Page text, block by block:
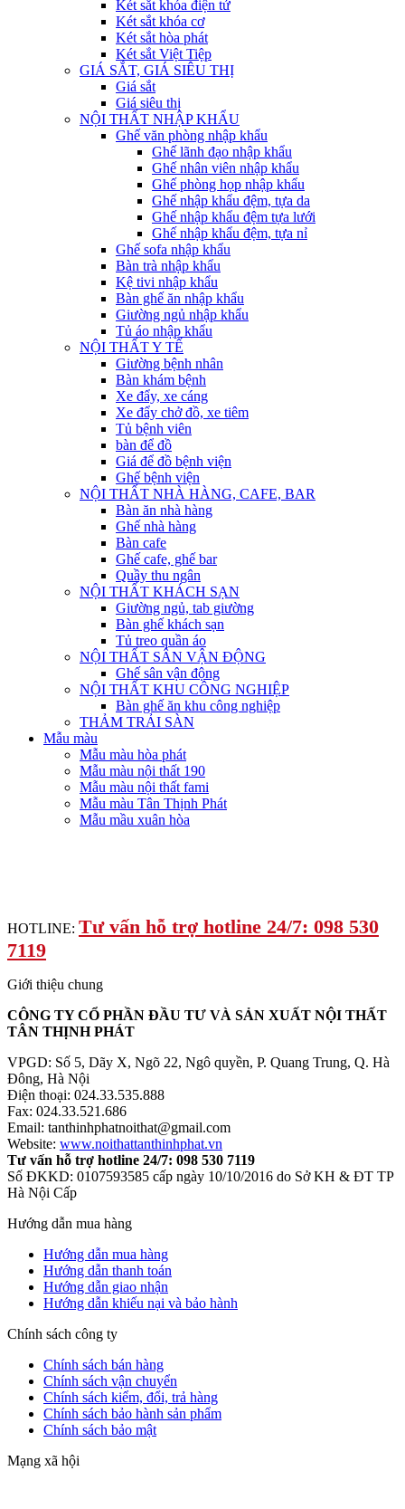
Két sắt khóa điện tử
Két sắt khóa cơ
Két sắt hòa phát
Két sắt Việt Tiệp
GIÁ SẮT, GIÁ SIÊU THỊ
Giá sắt
Giá siêu thị
NỘI THẤT NHẬP KHẨU
Ghế văn phòng nhập khẩu
Ghế lãnh đạo nhập khẩu
Ghế nhân viên nhập khẩu
Ghế phòng họp nhập khẩu
Ghế nhập khẩu đệm, tựa da
Ghế nhập khẩu đệm tựa lưới
Ghế nhập khẩu đệm, tựa nỉ
Ghế sofa nhập khẩu
Bàn trà nhập khẩu
Kệ tivi nhập khẩu
Bàn ghế ăn nhập khẩu
Giường ngủ nhập khẩu
Tủ áo nhập khẩu
NỘI THẤT Y TẾ
Giường bệnh nhân
Bàn khám bệnh
Xe đẩy, xe cáng
Xe đẩy chở đồ, xe tiêm
Tủ bệnh viên
bàn để đồ
Giá để đồ bệnh viện
Ghế bệnh viện
NỘI THẤT NHÀ HÀNG, CAFE, BAR
Bàn ăn nhà hàng
Ghế nhà hàng
Bàn cafe
Ghế cafe, ghế bar
Quầy thu ngân
NỘI THẤT KHÁCH SẠN
Giường ngủ, tab giường
Bàn ghế khách sạn
Tủ treo quần áo
NỘI THẤT SÂN VẬN ĐỘNG
Ghế sân vận động
NỘI THẤT KHU CÔNG NGHIỆP
Bàn ghế ăn khu công nghiệp
THẢM TRẢI SÀN
Mẫu màu
Mẫu màu hòa phát
Mẫu màu nội thất 190
Mẫu màu nội thất fami
Mẫu màu Tân Thịnh Phát
Mẫu mầu xuân hòa
HOTLINE: Tư vấn hỗ trợ hotline 24/7: 098 530
7119
Giới thiệu chung
CÔNG TY CỔ PHẦN ĐẦU TƯ VÀ SẢN XUẤT NỘI THẤT
TÂN THỊNH PHÁT
VPGD: Số 5, Dãy X, Ngõ 22, Ngô quyền, P. Quang Trung, Q. Hà
Đông, Hà Nội
Điện thoại: 024.33.535.888
Fax: 024.33.521.686
Email: tanthinhphatnoithat@gmail.com
Website: www.noithattanthinhphat.vn
Tư vấn hỗ trợ hotline 24/7: 098 530 7119
Số ĐKKD: 0107593585 cấp ngày 10/10/2016 do Sở KH & ĐT TP
Hà Nội Cấp
Hướng dẫn mua hàng
Hướng dẫn mua hàng
Hướng dẫn thanh toán
Hướng dẫn giao nhận
Hướng dẫn khiếu nại và bảo hành
Chính sách công ty
Chính sách bán hàng
Chính sách vận chuyển
Chính sách kiểm, đổi, trả hàng
Chính sách bảo hành sản phẩm
Chính sách bảo mật
Mạng xã hội